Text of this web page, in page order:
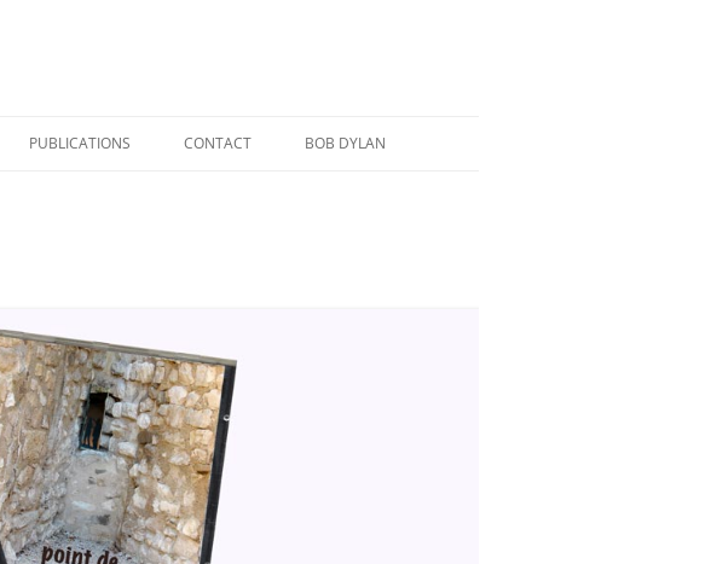
PUBLICATIONS CONTACT BOB DYLAN